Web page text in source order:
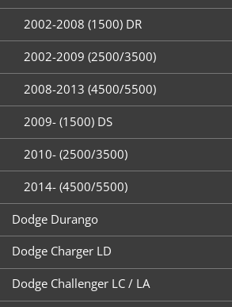
2002-2008 (1500) DR
2002-2009 (2500/3500)
2008-2013 (4500/5500)
2009- (1500) DS
2010- (2500/3500)
2014- (4500/5500)
Dodge Durango
Dodge Charger LD
Dodge Challenger LC / LA